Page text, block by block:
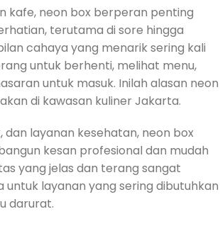
kafe, neon box berperan penting
terutama di sore hingga
cahaya yang menarik sering kali
untuk berhenti, melihat menu,
untuk masuk. Inilah alasan neon
di kawasan kuliner Jakarta.
dan layanan kesehatan, neon box
kesan profesional dan mudah
yang jelas dan terang sangat
layanan yang sering dibutuhkan
darurat.